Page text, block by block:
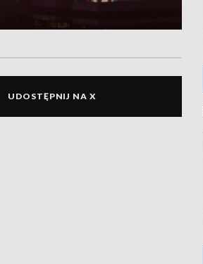
UDOSTĘPNIJ NA X